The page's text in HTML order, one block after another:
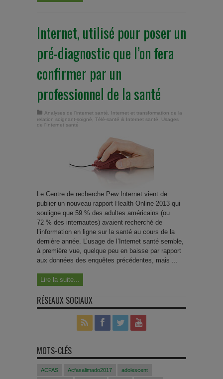
Internet, utilisé pour poser un
pré-diagnostic que l’on fera
confirmer par un
professionnel de la santé
Analyses de l'internet santé
Internet et transformation de la
relation soignant-soigné
Télé-santé & Internet santé
Usages
de l'Internet santé
Le Centre de recherche Pew Internet vient de
publier un nouveau rapport Health Online 2013 qui
souligne que 59 % des adultes américains (ou
72 % des internautes) avaient recherché de
l’information en ligne sur la santé au cours de la
dernière année. L’usage de l’Internet santé semble,
à première vue, quelque peu en baisse par rapport
aux données des enquêtes précédentes, mais ...
Lire la suite...
RÉSEAUX SOCIAUX
MOTS-CLÉS
ACFAS Acfasalimado2017 adolescent